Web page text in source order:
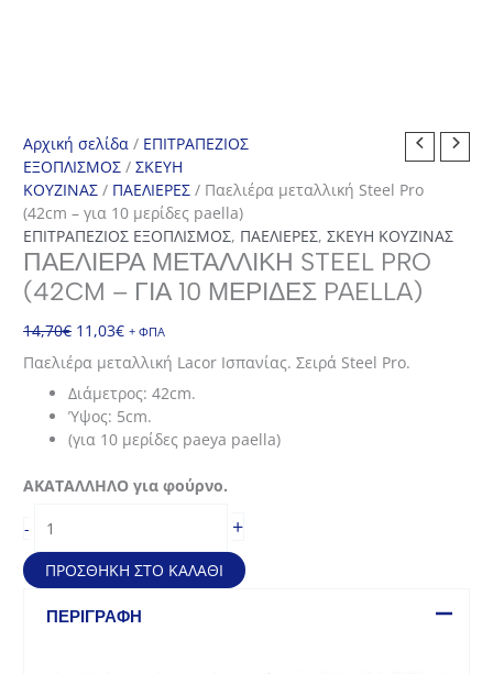
Αρχική σελίδα / ΕΠΙΤΡΑΠΕΖΙΟΣ
ΕΞΟΠΛΙΣΜΟΣ /ΣΚΕΥΗ
ΚΟΥΖΙΝΑΣ / ΠΑΕΛΙΕΡΕΣ / Παελιέρα μεταλλική Steel Pro
(42cm – για 10 μερίδες paella)
ΕΠΙΤΡΑΠΕΖΙΟΣ ΕΞΟΠΛΙΣΜΟΣ, ΠΑΕΛΙΕΡΕΣ,ΣΚΕΥΗ ΚΟΥΖΙΝΑΣ
ΠΑΕΛΙΈΡΑ ΜΕΤΑΛΛΙΚΉ STEEL PRO
(42CM – ΓΙΑ 10 ΜΕΡΊΔΕΣ PAELLA)
14,70€ Original
was:
14,70€.
11,03€Η
τρέχουσα
είναι:
11,03€.
+ ΦΠΑ
Παελιέρα μεταλλική Lacor Ισπανίας. Σειρά Steel Pro.
Διάμετρος: 42cm.
Ύψος: 5cm.
(για 10 μερίδες paeya paella)
AΚΑΤΑΛΛΗΛΟ για φούρνο.
-
μεταλλική
Steel
Pro
(42cm
+
ΠΡΟΣΘΉΚΗ ΣΤΟ ΚΑΛΆΘΙ
ΠΕΡΙΓΡΑΦΉ